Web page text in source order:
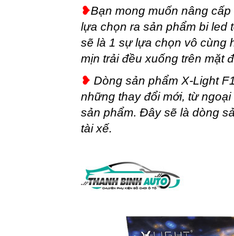
❥Bạn mong muốn nâng
lựa chọn ra sản phẩm bi led
sẽ là 1 sự lựa chọn vô cùng
mịn trải đều xuống trên mặt
❥ Dòng sản phẩm X-Light
những thay đổi mới, từ
sản phẩm. Đây sẽ là dòng
tài xế.